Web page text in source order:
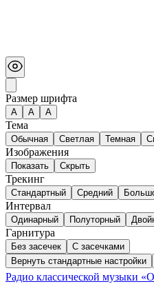
Размер шрифта
А A A
Тема
Обычная Светлая Темная
Изображения
Показать Скрыть
Трекинг
Стандартный Средний
Интервал
Одинарный Полуторный
Гарнитура
Без засечек
С засечками
Вернуть стандартные настройки
Радио классической музыки